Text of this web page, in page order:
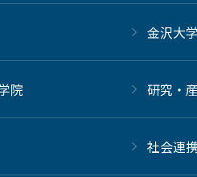
金沢大
院 研究・
社会連